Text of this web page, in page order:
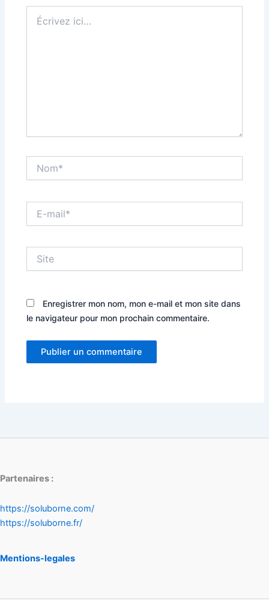
ici…
mail*
Enregistrer mon nom, mon e-mail et mon site dans
le navigateur pour mon prochain commentaire.
Partenaires :
https://soluborne.com/
https://soluborne.fr/
Mentions-legales